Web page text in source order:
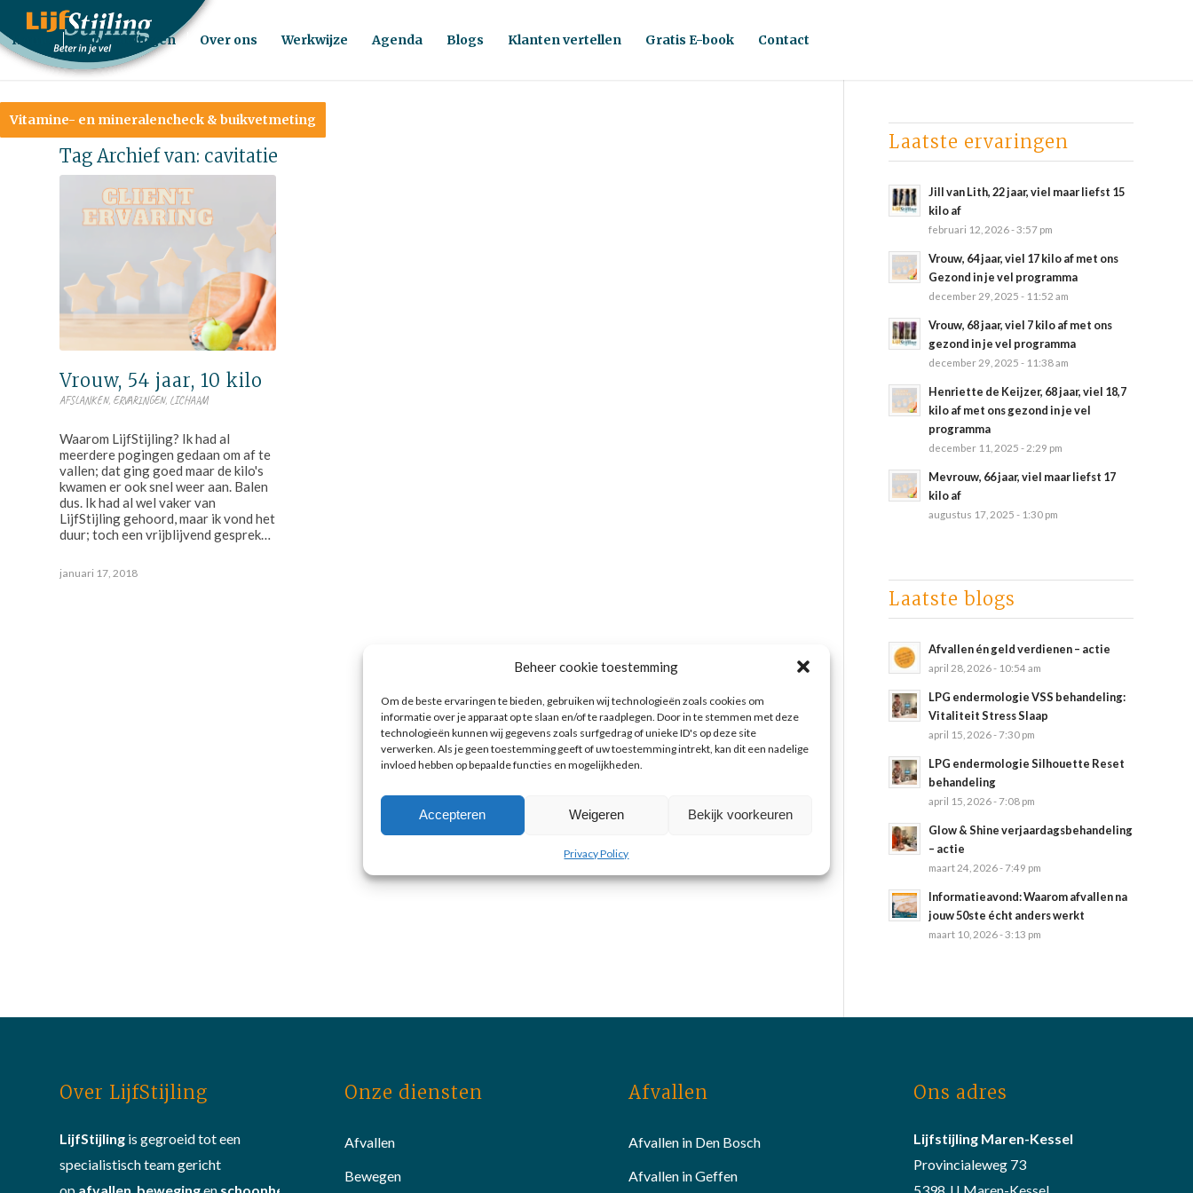
Beheer cookie toestemming
Om de beste ervaringen te bieden, gebruiken wij technologieën zoals cookies om
informatie over je apparaat op te slaan en/of te raadplegen. Door in te stemmen met deze
technologieën kunnen wij gegevens zoals surfgedrag of unieke ID's op deze site
verwerken. Als je geen toestemming geeft of uw toestemming intrekt, kan dit een nadelige
invloed hebben op bepaalde functies en mogelijkheden.
Accepteren Weigeren Bekijk voorkeuren
Privacy Policy
Home Behandelingen Over ons Werkwijze Agenda Blogs Klanten vertellen Gratis E-book Contact
Vitamine- en mineralencheck & buikvetmeting
Tag Archief van: cavitatie
Vrouw, 54 jaar, 10 kilo
AFSLANKEN, ERVARINGEN, LICHAAM
Waarom LijfStijling? Ik had al
meerdere pogingen gedaan om af te
vallen; dat ging goed maar de kilo's
kwamen er ook snel weer aan. Balen
dus. Ik had al wel vaker van
LijfStijling gehoord, maar ik vond het
duur; toch een vrijblijvend gesprek…
januari 17, 2018
Laatste ervaringen
Jill van Lith, 22 jaar, viel maar liefst 15
kilo af
februari 12, 2026 - 3:57 pm
Vrouw, 64 jaar, viel 17 kilo af met ons
Gezond in je vel programma
december 29, 2025 - 11:52 am
Vrouw, 68 jaar, viel 7 kilo af met ons
gezond in je vel programma
december 29, 2025 - 11:38 am
Henriette de Keijzer, 68 jaar, viel 18,7
kilo af met ons gezond in je vel
programma
december 11, 2025 - 2:29 pm
Mevrouw, 66 jaar, viel maar liefst 17
kilo af
augustus 17, 2025 - 1:30 pm
Laatste blogs
Afvallen én geld verdienen – actie
april 28, 2026 - 10:54 am
LPG endermologie VSS behandeling:
Vitaliteit Stress Slaap
april 15, 2026 - 7:30 pm
LPG endermologie Silhouette Reset
behandeling
april 15, 2026 - 7:08 pm
Glow & Shine verjaardagsbehandeling
– actie
maart 24, 2026 - 7:49 pm
Informatieavond: Waarom afvallen na
jouw 50ste écht anders werkt
maart 10, 2026 - 3:13 pm
Over LijfStijling
LijfStijling is gegroeid tot een
specialistisch team gericht
Onze diensten
Afvallen
Bewegen
Afvallen
Afvallen in Den Bosch
Afvallen in Geffen
Ons adres
Lijfstijling Maren-Kessel
Provincialeweg 73